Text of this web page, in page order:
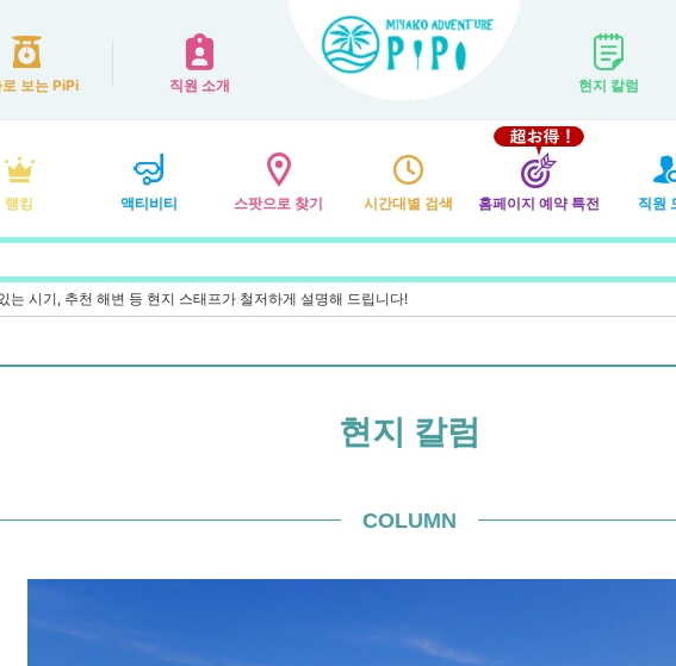
로 보는 PiPi 직원 소개 현지 칼럼
랭킹 액티비티 스팟으로 찾기 시간대별 검색 홈페이지 예약 특전 직원
는 시기, 추천 해변 등 현지 스태프가 철저하게 설명해 드립니다!
현지 칼럼
COLUMN